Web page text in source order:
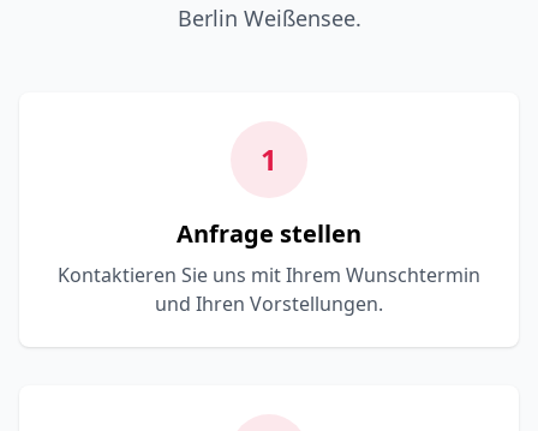
Berlin Weißensee.
1
Anfrage stellen
Kontaktieren Sie uns mit Ihrem Wunschtermin
und Ihren Vorstellungen.